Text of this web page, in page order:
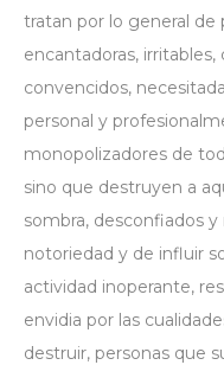
tratan por lo general de
encantadoras,
convencidos,
personal y
monopolizadores de
sino que destruyen a
sombra, desconfiados
notoriedad y de influir
actividad inoperante,
envidia por las
destruir, personas que